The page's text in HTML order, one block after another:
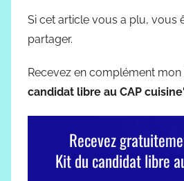
Si cet article vous a plu, vous
partager.
Recevez en complément mon
candidat libre au CAP